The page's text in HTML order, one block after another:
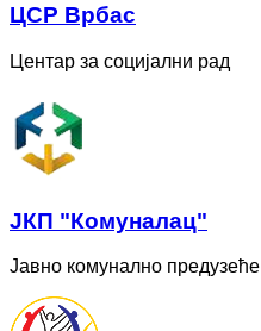
ЦСР Врбас
Центар за социјални рад
ЈКП "Комуналац"
Јавно комунално предузеће